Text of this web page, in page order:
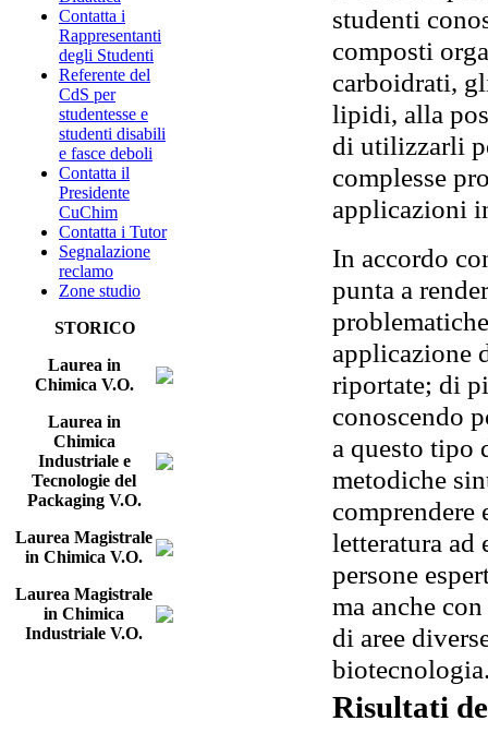
Contatta i
Rappresentanti
degli Studenti
Referente del
CdS per
studentesse e
studenti disabili
e fasce deboli
Contatta il
Presidente
CuChim
Contatta i Tutor
Segnalazione
reclamo
Zone studio
STORICO
Laurea in
Chimica V.O.
Laurea in
Chimica
Industriale e
Tecnologie del
Packaging V.O.
Laurea Magistrale
in Chimica V.O.
Laurea Magistrale
in Chimica
Industriale V.O.
studenti
composti
carboidrati,
lipidi, alla
di utilizzarli
complesse
applicazioni
In accordo
punta a
applicazione
riportate; di
conoscendo
a questo tipo
metodiche
comprendere
letteratura ad
persone
ma anche
di aree
Risultati